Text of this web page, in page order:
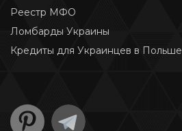
Реестр МФО
Ломбарды Украины
Кредиты для Украинцев в Польше